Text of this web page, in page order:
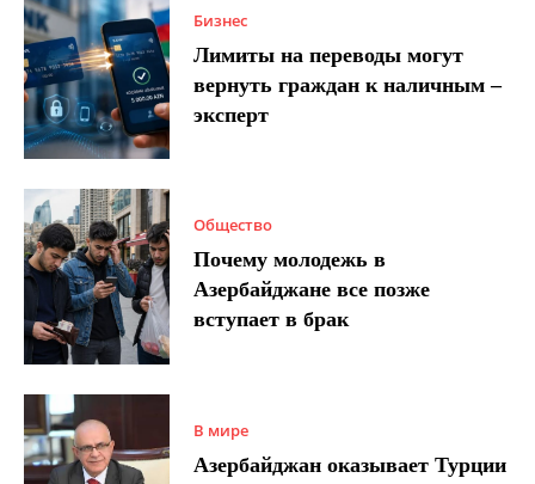
Бизнес
Лимиты на переводы могут
вернуть граждан к наличным –
эксперт
Общество
Почему молодежь в
Азербайджане все позже
вступает в брак
В мире
Азербайджан оказывает Турции